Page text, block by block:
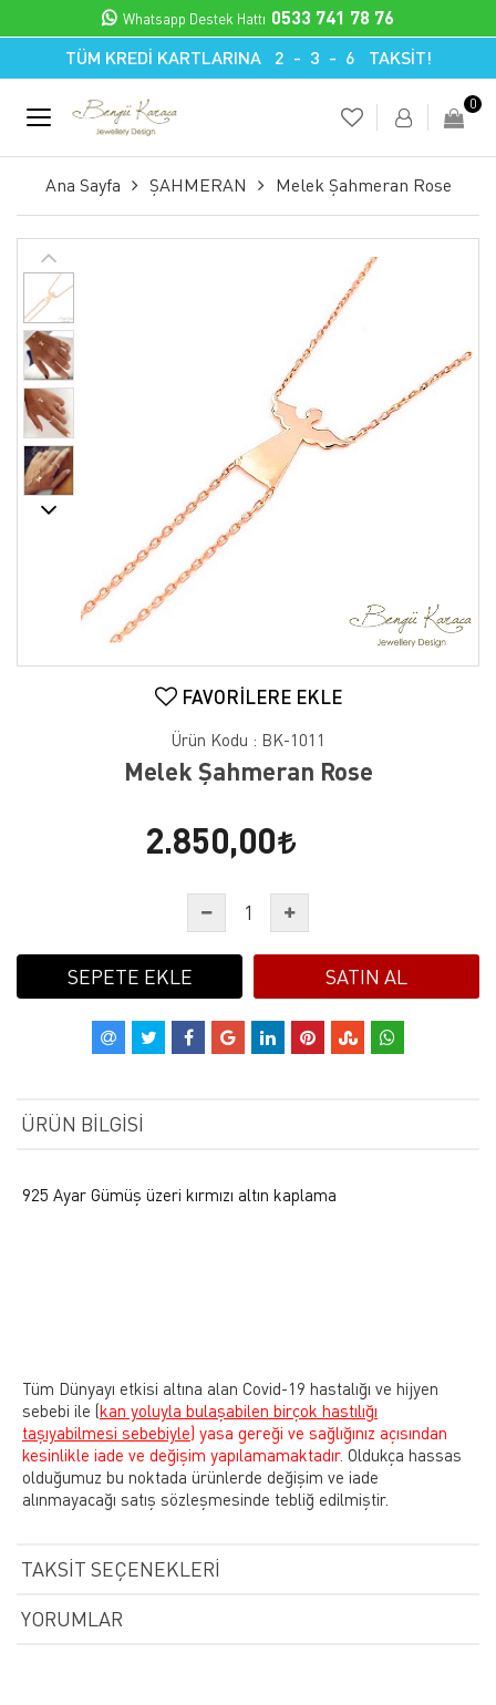
TÜM KREDİ KARTLARINA 2 - 3 - 6 TAKSİT!
Whatsapp Destek Hattı 0533 741 78 76
0
Ana Sayfa ŞAHMERAN Melek Şahmeran Rose
FAVORILERE EKLE
Ürün Kodu : BK-1011
Melek Şahmeran Rose
2.850,00
SEPETE EKLE SATIN AL
ÜRÜN BILGISI
925 Ayar Gümüş üzeri kırmızı altın kaplama
Tüm Dünyayı etkisi altına alan Covid-19 hastalığı ve hijyen
sebebi ile (kan yoluyla bulaşabilen birçok hastılığı
taşıyabilmesi sebebiyle) yasa gereği ve sağlığınız açısından
kesinlikle iade ve değişim yapılamamaktadır. Oldukça hassas
olduğumuz bu noktada ürünlerde değişim ve iade
alınmayacağı satış sözleşmesinde tebliğ edilmiştir.
TAKSIT SEÇENEKLERI
YORUMLAR